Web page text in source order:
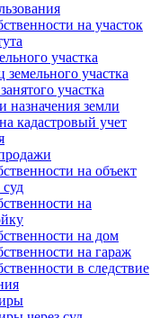
на участок
участка
земельного участка
участка
назначения земли
кадастровый учет
на объект
на
на дом
на гараж
в следствие